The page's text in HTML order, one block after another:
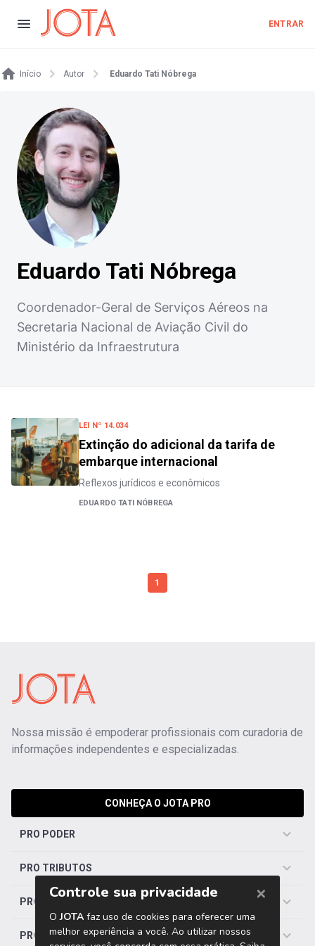
ENTRAR
Início Autor Eduardo Tati Nóbrega
Eduardo Tati Nóbrega
Coordenador-Geral de Serviços Aéreos na
Secretaria Nacional de Aviação Civil do
Ministério da Infraestrutura
LEI Nº 14.034
Extinção do adicional da tarifa de
embarque internacional
Reflexos jurídicos e econômicos
EDUARDO TATI NÓBREGA
1
Nossa missão é empoderar profissionais com curadoria de
informações independentes e especializadas.
CONHEÇA O JOTA PRO
PRO PODER
PRO TRIBUTOS
PRO TRABALHISTA
PRO SAÚDE